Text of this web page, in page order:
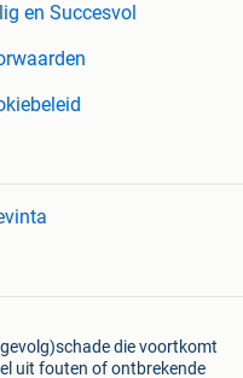
en Succesvol
die voortkomt
uit fouten of ontbrekende